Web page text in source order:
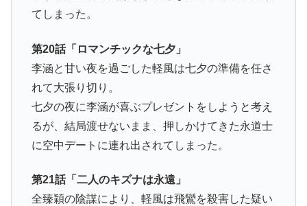
てしまった。
第20話「ロマンチックな七夕」
李涵と甘い夜を過ごした軽風は七夕の準備を任さ
れて大張り切り。
七夕の夜に李涵が喜ぶプレゼントをしようと考え
るが、結局渡せないまま、押しかけてきた永道士
に空中デートに連れ出されてしまった。
第21話「二人のキズナは永遠」
全臻穎の陰謀により、軽風は飛鸞を殺害した疑い